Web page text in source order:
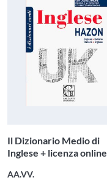
Il Dizionario Medio di
Inglese + licenza online
AA.VV.